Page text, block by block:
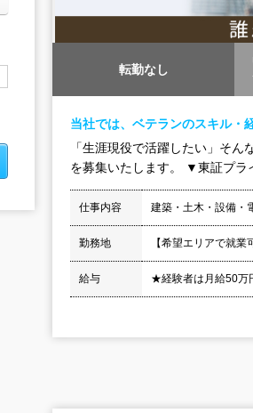
転勤なし
当社では、ベテランのスキル・
「生涯現役で活躍したい」そ
を募集いたします。 ▼東証プラ
仕事内容 建築・土木・設備・
勤務地 【希望エリアで就
給与 ★経験者は月給50万